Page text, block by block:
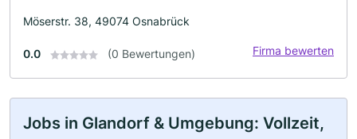
Möserstr. 38, 49074 Osnabrück
0.0 (0 Bewertungen) Firma bewerten
Jobs in Glandorf & Umgebung: Vollzeit,